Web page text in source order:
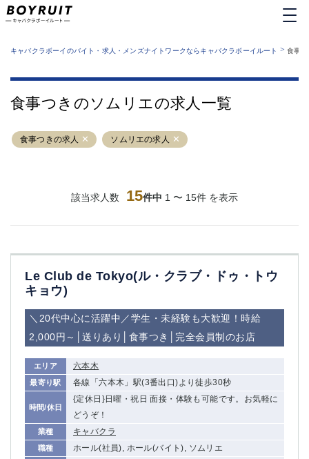
業種から探す
運営者情報
サイトマップ
キャバクラボーイのバイト・求人・メンズナイトワークならキャバクラボーイルート > 食事
食事つきのソムリエの求人一覧
食事つきの求人 ソムリエの求人
該当求人数 15件中 1 〜 15件 を表示
Le Club de Tokyo(ル・クラブ・ドゥ・トウ
キョウ)
＼20代中心に活躍中／学生・未経験も大歓迎！時給
2,000円～│送りあり│食事つき│完全会員制のお店
エリア 六本木
最寄り駅 各線「六本木」駅(3番出口)より徒歩30秒
時間/休日
{定休日}日曜・祝日 面接・体験も可能です。お気軽に
どうぞ！
業種 キャバクラ
職種 ホール(社員), ホール(バイト), ソムリエ
六本木
池袋
吉祥寺
練馬
恵比寿
蒲田
北千住
①六本木 ②西麻布
赤坂
高円寺
赤羽
品川
蒲田東口
多摩センター
立川（南口）
浜松町
西葛西
葛西
ひばりヶ丘（北口）
吉祥寺（南口／公園口） 小作・羽村・福生エリア